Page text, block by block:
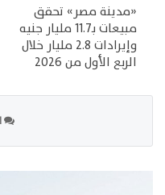
«مدينة مصر» تحقق
مبيعات بـ11.7 مليار جنيه
وإيرادات 2.8 مليار خلال
الربع الأول من 2026